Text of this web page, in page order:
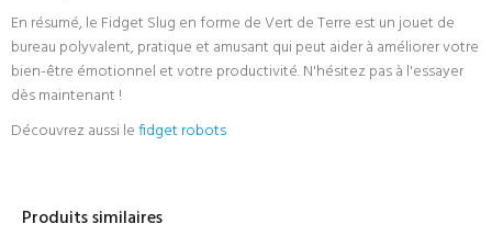
En résumé, le Fidget Slug en forme de Vert de Terre est un jouet de
bureau polyvalent, pratique et amusant qui peut aider à améliorer votre
bien-être émotionnel et votre productivité. N'hésitez pas à l'essayer
dès maintenant !
Découvrez aussi lefidget robots
Produits similaires